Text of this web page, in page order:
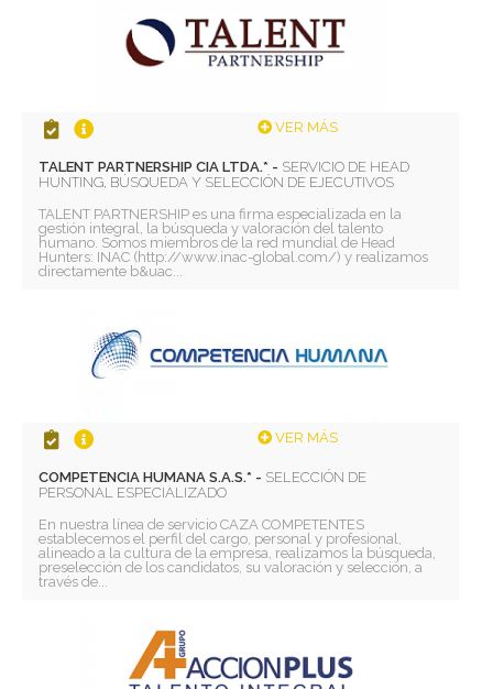
VER MÁS
TALENT PARTNERSHIP CIA LTDA.* - SERVICIO DE HEAD
HUNTING, BÚSQUEDA Y SELECCIÓN DE EJECUTIVOS
TALENT PARTNERSHIP es una firma especializada en la
gestión integral, la búsqueda y valoración del talento
humano. Somos miembros de la red mundial de Head
Hunters: INAC (http://www.inac-global.com/) y realizamos
directamente b&uac...
VER MÁS
COMPETENCIA HUMANA S.A.S.* - SELECCIÓN DE
PERSONAL ESPECIALIZADO
En nuestra línea de servicio CAZA COMPETENTES
establecemos el perfil del cargo, personal y profesional,
alineado a la cultura de la empresa, realizamos la búsqueda,
preselección de los candidatos, su valoración y selección, a
través de...